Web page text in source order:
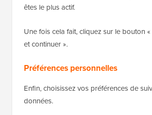
êtes le plus actif.
Une fois cela fait, cliquez sur le bouton
et continuer ».
Préférences personnelles
Enfin, choisissez vos préférences de
données.